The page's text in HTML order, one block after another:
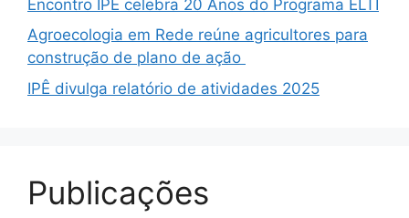
Encontro IPÊ celebra 20 Anos do Programa ELTI
Agroecologia em Rede reúne agricultores para
construção de plano de ação
IPÊ divulga relatório de atividades 2025
Publicações